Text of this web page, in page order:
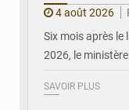
4 août 2026
Six mois après le
2026, le
SAVOIR PLUS